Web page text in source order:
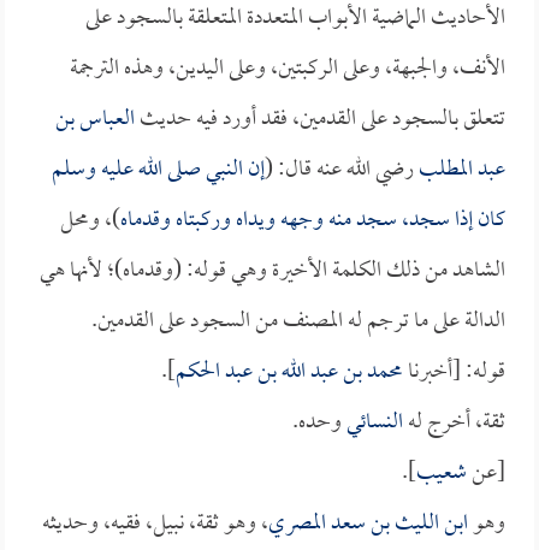
الأحاديث الماضية الأبواب المتعددة المتعلقة بالسجود على
الأنف، والجبهة، وعلى الركبتين، وعلى اليدين، وهذه الترجمة
تتعلق بالسجود على القدمين، فقد أورد فيه حديثالعباس بن
عبد المطلبرضي الله عنه قال: (إن النبي صلى الله عليه وسلم
كان إذا سجد، سجد منه وجهه ويداه وركبتاه وقدماه)، ومحل
الشاهد من ذلك الكلمة الأخيرة وهي قوله: (وقدماه)؛ لأنها هي
الدالة على ما ترجم له المصنف من السجود على القدمين.
قوله: [أخبرنامحمد بن عبد الله بن عبد الحكم].
ثقة، أخرج لهالنسائيوحده.
[عنشعيب].
وهوابن الليث بن سعد المصري، وهو ثقة، نبيل، فقيه، وحديثه